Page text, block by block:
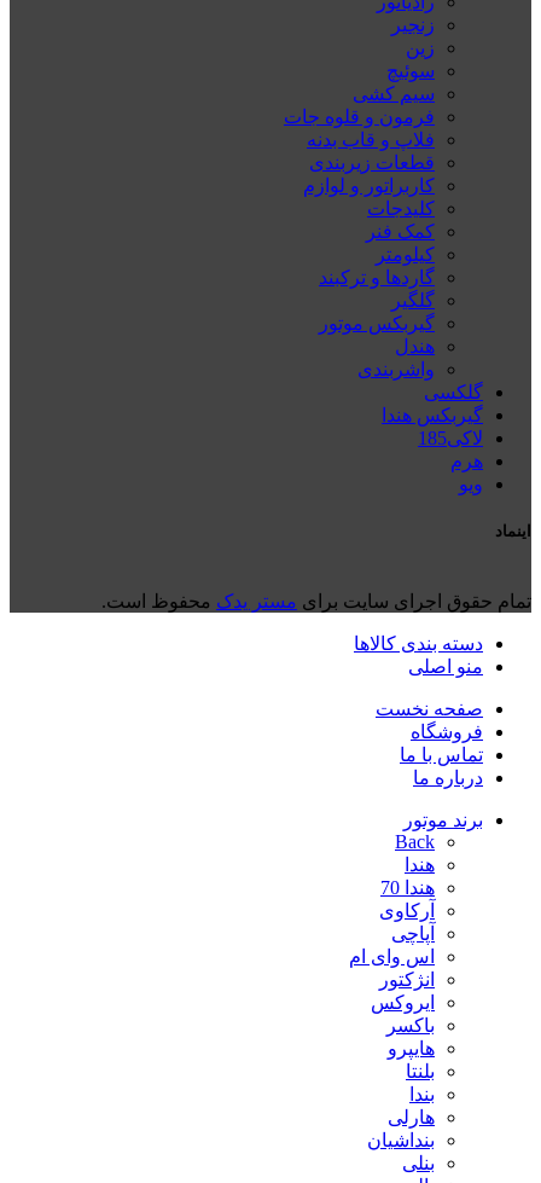
زنجیر
زین
سوئیچ
سیم کشی
فرمون و قلوه جات
فلاپ و قاب بدنه
قطعات زیربندی
کاربراتور و لوازم
کلیدجات
کمک فنر
کیلومتر
گاردها و ترکبند
گلگیر
گیربکس موتور
هندل
واشربندی
گلکسی
گیربکس هندا
لاکی185
هرم
ويو
اینماد
تمام حقوق اجرای سایت برای مستر یدک محفوظ است.
دسته بندی کالاها
منو اصلی
صفحه نخست
فروشگاه
تماس با ما
درباره ما
برند موتور
Back
هندا
هندا 70
آرکاوی
آپاچی
اس وای ام
انژکتور
ایروکس
باکسر
هایپرو
بلنتا
بندا
هارلی
بنداشیان
بنلی